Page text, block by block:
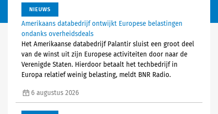
NIEUWS
Amerikaans databedrijf ontwijkt Europese belastingen
ondanks overheidsdeals
Het Amerikaanse databedrijf Palantir sluist een groot deel
van de winst uit zijn Europese activiteiten door naar de
Verenigde Staten. Hierdoor betaalt het techbedrijf in
Europa relatief weinig belasting, meldt BNR Radio.
6 augustus 2026